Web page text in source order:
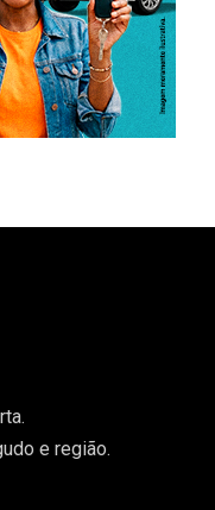
e região.